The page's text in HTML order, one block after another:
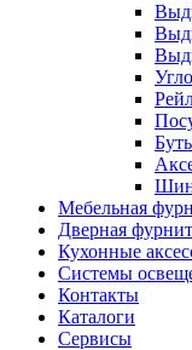
Мебельная
Дверная
Кухонные
Системы
Контакты
Каталоги
Сервисы